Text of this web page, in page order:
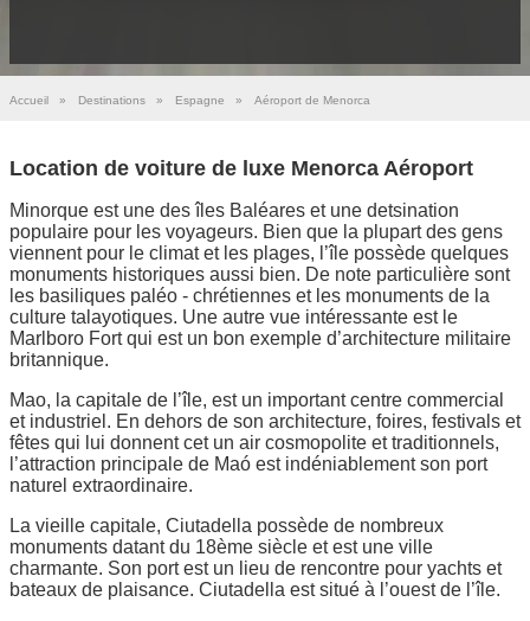
Accueil » Destinations » Espagne » Aéroport de Menorca
Location de voiture de luxe Menorca Aéroport
Minorque est une des îles Baléares et une detsination
populaire pour les voyageurs. Bien que la plupart des gens
viennent pour le climat et les plages, l’île possède quelques
monuments historiques aussi bien. De note particulière sont
les basiliques paléo - chrétiennes et les monuments de la
culture talayotiques. Une autre vue intéressante est le
Marlboro Fort qui est un bon exemple d’architecture militaire
britannique.
Mao, la capitale de l’île, est un important centre commercial
et industriel. En dehors de son architecture, foires, festivals et
fêtes qui lui donnent cet un air cosmopolite et traditionnels,
l’attraction principale de Maó est indéniablement son port
naturel extraordinaire.
La vieille capitale, Ciutadella possède de nombreux
monuments datant du 18ème siècle et est une ville
charmante. Son port est un lieu de rencontre pour yachts et
bateaux de plaisance. Ciutadella est situé à l’ouest de l’île.